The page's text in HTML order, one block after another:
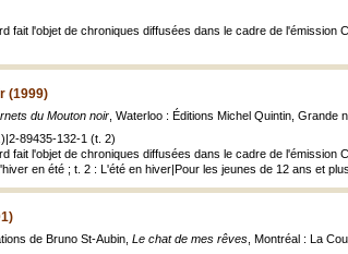
fait l'objet de chroniques diffusées dans le cadre de l'émission
(1999)
du Mouton noir , Waterloo : Éditions Michel Quintin, Grande
89435-132-1 (t. 2)
fait l'objet de chroniques diffusées dans le cadre de l'émission
en été ; t. 2 : L'été en hiver|Pour les jeunes de 12 ans et plus
de Bruno St-Aubin, Le chat de mes rêves , Montréal : La